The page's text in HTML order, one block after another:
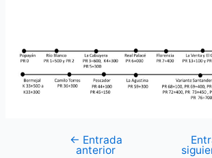
← Entrada
anterior